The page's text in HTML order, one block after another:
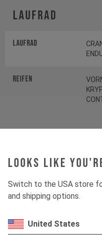
Looks like
Switch to the USA store
and shipping options.
United States
Laufrad
Laufrad
Reifen
Gabel
Dämpfer
Antrieb